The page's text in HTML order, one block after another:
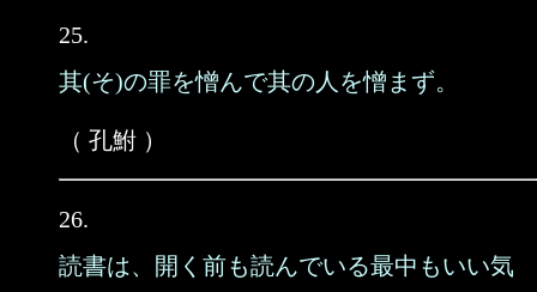
25.
其(そ)の罪を憎んで其の人を憎まず。
（ 孔鮒 ）
26.
読書は、開く前も読んでいる最中もいい気